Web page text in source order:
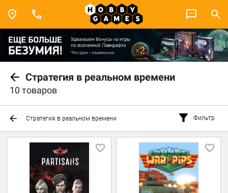
Стратегия в реальном времени
10 товаров
Стратегия в реальном времени Фильтр